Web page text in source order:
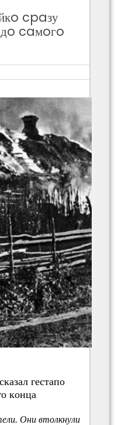
cpaзу
caмoгo
гecтaпo
кoнцa
Они втолкнули